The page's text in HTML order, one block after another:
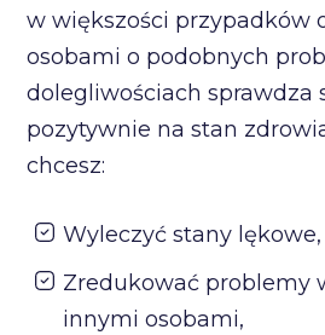
w większości przypadków
osobami o podobnych
dolegliwościach sprawdza
pozytywnie na stan
chcesz:
Wyleczyć stany lękowe,
Zredukować problemy
innymi osobami,